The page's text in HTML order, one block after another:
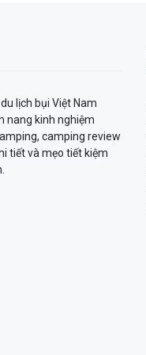
lịch bụi Việt Nam
nang kinh nghiệm
camping review
tiết và mẹo tiết kiệm